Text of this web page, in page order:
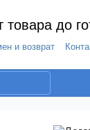
товара до
и возврат